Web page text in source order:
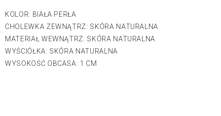
KOLOR: BIAŁA PERŁA
CHOLEWKA ZEWNĄTRZ: SKÓRA NATURALNA
MATERIAŁ WEWNĄTRZ: SKÓRA NATURALNA
WYŚCIÓŁKA: SKÓRA NATURALNA
WYSOKOŚĆ OBCASA: 1 CM